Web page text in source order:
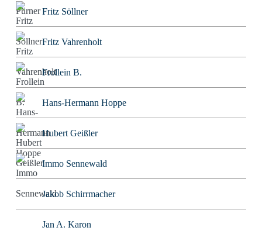
Fritz Söllner
Fritz Vahrenholt
Frollein B.
Hans-Hermann Hoppe
Hubert Geißler
Immo Sennewald
Jakob Schirrmacher
Jan A. Karon